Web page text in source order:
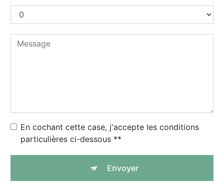
En cochant cette case, j'accepte les conditions
particulières ci-dessous **
Envoyer